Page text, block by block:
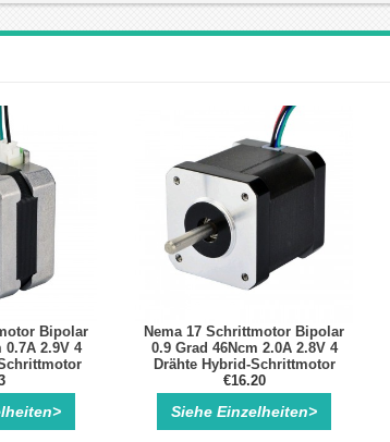
Bipolar
0.7A 2.9V 4
Nema 17 Schrittmotor Bipolar
0.9 Grad 46Ncm 2.0A 2.8V 4
Drähte Hybrid-Schrittmotor
€16.20
Siehe Einzelheiten>